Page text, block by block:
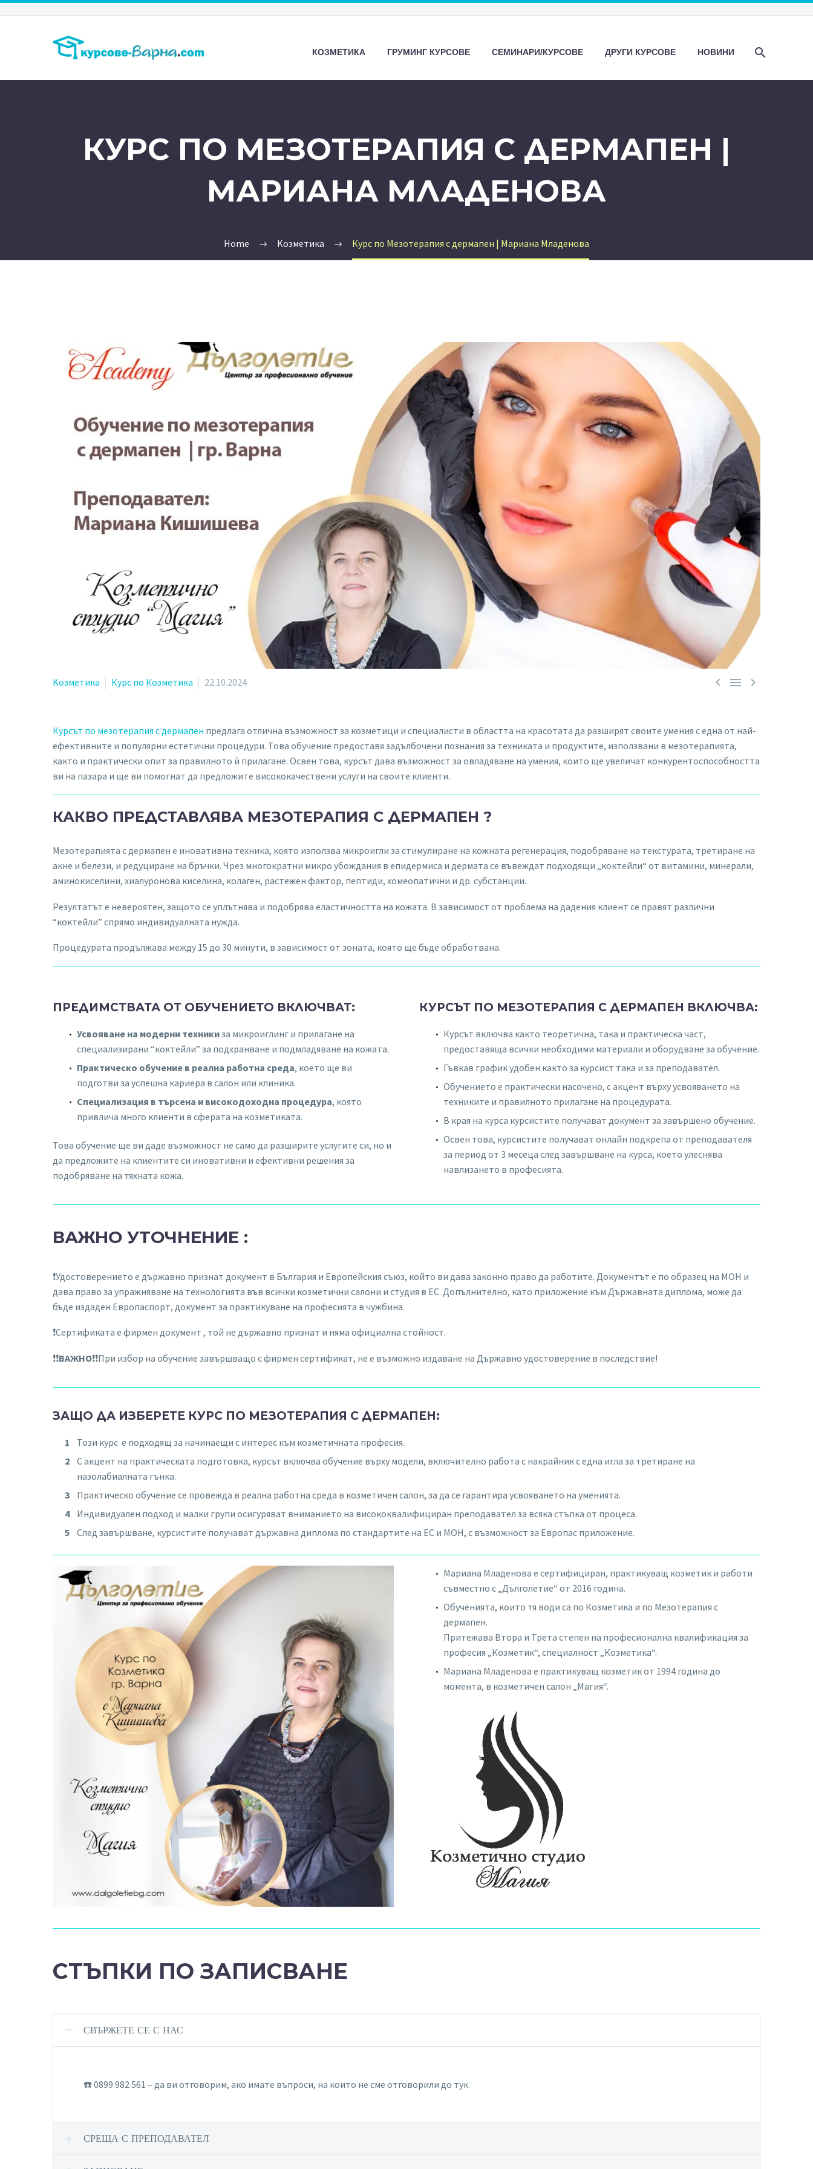
КОЗМЕТИКА ГРУМИНГ КУРСОВЕ СЕМИНАРИ/КУРСОВЕ ДРУГИ КУРСОВЕ НОВИНИ
КУРС ПО МЕЗОТЕРАПИЯ С ДЕРМАПЕН |
МАРИАНА МЛАДЕНОВА
Home Kозметика Курс по Мезотерапия с дермапен | Мариана Младенова
  
Kозметика Курс по Козметика 22.10.2024
Курсът по мезотерапия с дермапен предлага отлична възможност за козметици и специалисти в областта на красотата да разширят своите умения с една от най-
ефективните и популярни естетични процедури. Това обучение предоставя задълбочени познания за техниката и продуктите, използвани в мезотерапията,
както и практически опит за правилното ѝ прилагане. Освен това, курсът дава възможност за овладяване на умения, които ще увеличат конкурентоспособността
ви на пазара и ще ви помогнат да предложите висококачествени услуги на своите клиенти.
КАКВО ПРЕДСТАВЛЯВА МЕЗОТЕРАПИЯ С ДЕРМАПЕН ?
Мезотерапията с дермапен е иновативна техника, която използва микроигли за стимулиране на кожната регенерация, подобряване на текстурата, третиране на
акне и белези, и редуциране на бръчки. Чрез многократни микро убождания в епидермиса и дермата се въвеждат подходящи „коктейли“ от витамини, минерали,
аминокиселини, хиалуронова киселина, колаген, растежен фактор, пептиди, хомеопатични и др. субстанции.
Резултатът е невероятен, защото се уплътнява и подобрява еластичността на кожата. В зависимост от проблема на дадения клиент се правят различни
“коктейли” спрямо индивидуалната нужда.
Процедурата продължава между 15 до 30 минути, в зависимост от зоната, която ще бъде обработвана.
ПРЕДИМСТВАТА ОТ ОБУЧЕНИЕТО ВКЛЮЧВАТ:
Усвояване на модерни техникиза микроиглинг и прилагане на
специализирани “коктейли” за подхранване и подмладяване на кожата.
Практическо обучение в реална работна среда, което ще ви
подготви за успешна кариера в салон или клиника.
Специализация в търсена и високодоходна процедура, която
привлича много клиенти в сферата на козметиката.
Това обучение ще ви даде възможност не само да разширите услугите си, но и
да предложите на клиентите си иновативни и ефективни решения за
подобряване на тяхната кожа.
КУРСЪТ ПО МЕЗОТЕРАПИЯ С ДЕРМАПЕН ВКЛЮЧВА:
Курсът включва както теоретична, така и практическа част,
предоставяща всички необходими материали и оборудване за обучение.
Гъвкав график удобен както за курсист така и за преподавател.
Обучението е практически насочено, с акцент върху усвояването на
техниките и правилното прилагане на процедурата.
В края на курса курсистите получават документ за завършено обучение.
Освен това, курсистите получават онлайн подкрепа от преподавателя
за период от 3 месеца след завършване на курса, което улеснява
навлизането в професията.
ВАЖНО УТОЧНЕНИЕ :
❗️Удостоверението е държавно признат документ в България и Европейския съюз, който ви дава законно право да работите. Документът е по образец на МОН и
дава право за упражняване на технологията във всички козметични салони и студия в ЕС. Допълнително, като приложение към Държавната диплома, може да
бъде издаден Европаспорт, документ за практикуване на професията в чужбина.
❗️Сертификата е фирмен документ , той не държавно признат и няма официална стойност.
❗️❗️ВАЖНО❗️❗️При избор на обучение завършващо с фирмен сертификат, не е възможно издаване на Държавно удостоверение в последствие!
ЗАЩО ДА ИЗБЕРЕТЕ КУРС ПО МЕЗОТЕРАПИЯ С ДЕРМАПЕН:
Този курс е подходящ за начинаещи с интерес към козметичната професия.
С акцент на практическата подготовка, курсът включва обучение върху модели, включително работа с накрайник с една игла за третиране на
назолабиалната гънка.
Практическо обучение се провежда в реална работна среда в козметичен салон, за да се гарантира усвояването на уменията.
Индивидуален подход и малки групи осигуряват вниманието на висококвалифициран преподавател за всяка стъпка от процеса.
След завършване, курсистите получават държавна диплома по стандартите на ЕС и МОН, с възможност за Европас приложение.
Мариана Младенова е сертифициран, практикуващ козметик и работи
съвместно с „Дълголетие“ от 2016 година.
Обученията, които тя води са по Козметика и по Мезотерапия с
дермапен.
Притежава Втора и Трета степен на професионална квалификация за
професия „Козметик“, специалност „Козметика“.
Мариана Младенова е практикуващ козметик от 1994 година до
момента, в козметичен салон „Магия“.
СТЪПКИ ПО ЗАПИСВАНЕ
СВЪРЖЕТЕ СЕ С НАС
☎️ 0899 982 561 – да ви отговорим, ако имате въпроси, на които не сме отговорили до тук.
СРЕЩА С ПРЕПОДАВАТЕЛ